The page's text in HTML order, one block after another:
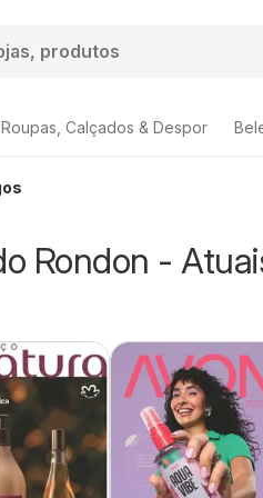
Roupas, Calçados & Despor
Rondon -